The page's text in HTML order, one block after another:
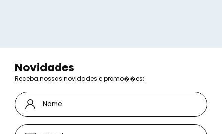
Novidades
Receba nossas novidades e promo��es: